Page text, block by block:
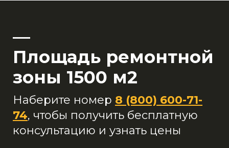
—
Площадь ремонтной
зоны 1500 м2
Наберите номер 8 (800) 600-71-
74, чтобы получить бесплатную
консультацию и узнать цены